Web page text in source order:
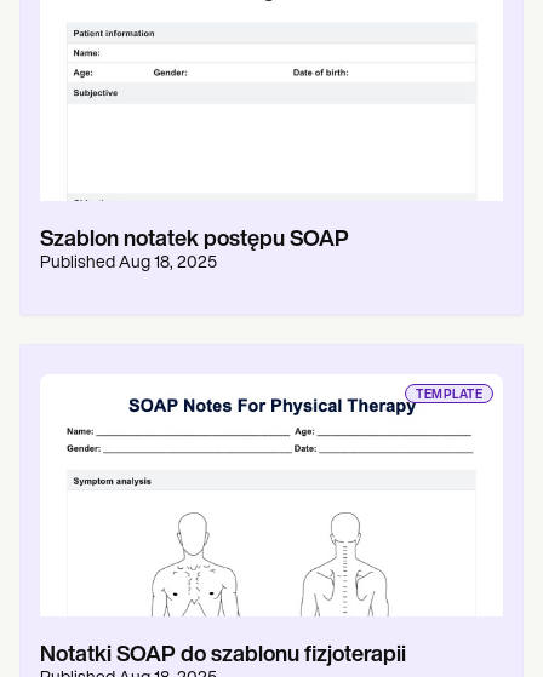
Szablon notatek postępu SOAP
Published Aug 18, 2025
TEMPLATE
Notatki SOAP do szablonu fizjoterapii